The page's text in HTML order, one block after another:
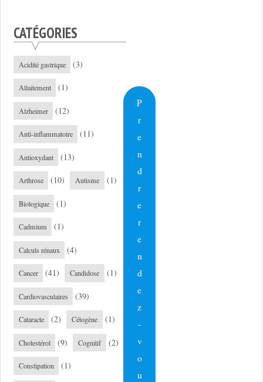
CATÉGORIES
Acidité gastrique (3)
Allaitement (1)
Alzheimer (12)
Anti-inflammatoire (11)
Antioxydant (13)
Arthrose (10) Autisme (1)
Biologique (1)
Cadmium (1)
Calculs rénaux (4)
Cancer (41) Candidose (1)
Cardiovasculaires (39)
Cataracte (2) Cétogène (1)
Cholestérol (9) Cognitif (2)
Constipation (1)
P
r
e
n
d
r
e
r
e
n
d
e
z
-
v
o
u